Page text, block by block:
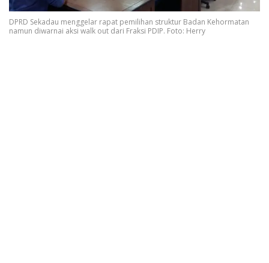
DPRD Sekadau menggelar rapat pemilihan struktur Badan Kehormatan
namun diwarnai aksi walk out dari Fraksi PDIP. Foto: Herry